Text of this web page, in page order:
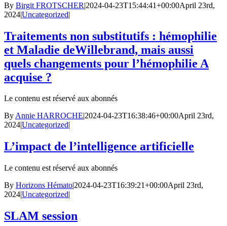
By Birgit FROTSCHER|2024-04-23T15:44:41+00:00April 23rd,
2024|Uncategorized|
Traitements non substitutifs : hémophilie
et Maladie deWillebrand, mais aussi
quels changements pour l’hémophilie A
acquise ?
Le contenu est réservé aux abonnés
ByAnnie HARROCHE|2024-04-23T16:38:46+00:00April 23rd,
2024|Uncategorized|
L’impact de l’intelligence artificielle
Le contenu est réservé aux abonnés
By Horizons Hémato|2024-04-23T16:39:21+00:00April 23rd,
2024|Uncategorized|
SLAM session